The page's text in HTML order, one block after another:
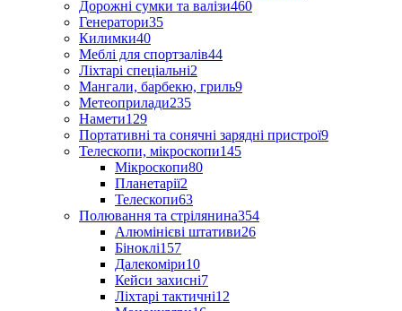
Дорожні сумки та валізи460
Генератори35
Килимки40
Меблі для спортзалів44
Ліхтарі спеціальні2
Мангали, барбекю, гриль9
Метеоприлади235
Намети129
Портативні та сонячні зарядні пристрої9
Телескопи, мікроскопи145
Мікроскопи80
Планетарії2
Телескопи63
Полювання та стрілянина354
Алюмінієві штативи26
Біноклі157
Далекоміри10
Кейси захисні7
Ліхтарі тактичні12